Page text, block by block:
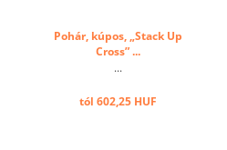
Pohár, kúpos, „Stack Up
Cross” ...
...
tól 602,25 HUF